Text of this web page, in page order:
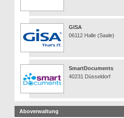
GISA
06112 Halle (Saale)
SmartDocuments
40231 Düsseldorf
Aboverwaltung